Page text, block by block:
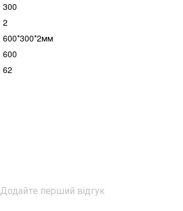
300
2
600*300*2мм
600
62
Додайте перший відгук